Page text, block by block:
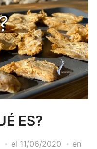
ES?
el 11/06/2020
en